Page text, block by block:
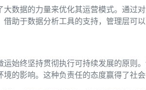
数据的力量来优化其运营模式。通过
助于数据分析工具的支持，管理层可
始终坚持贯彻执行可持续发展的原则
的影响。这种负责任的态度赢得了社会